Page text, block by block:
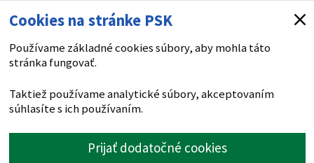
Cookies na stránke PSK
Používame základné cookies súbory, aby mohla táto
stránka fungovať.
Taktiež používame analytické súbory, akceptovaním
súhlasíte s ich používaním.
Prijať dodatočné cookies